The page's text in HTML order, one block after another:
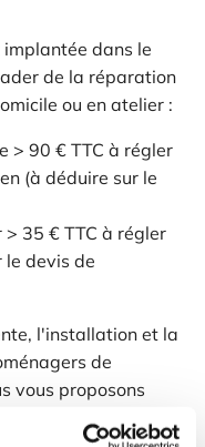
dans le
de la réparation
ou en atelier :
> 90 € TTC à régler
(à déduire sur le
35 € TTC à régler
le devis de
l'installation et la
de
vous proposons
depuis 20 ans !